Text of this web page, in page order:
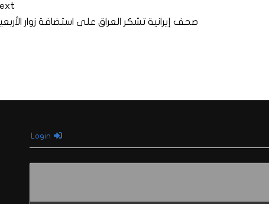
صحف إيرانية تشكر العراق على استضافة زوار